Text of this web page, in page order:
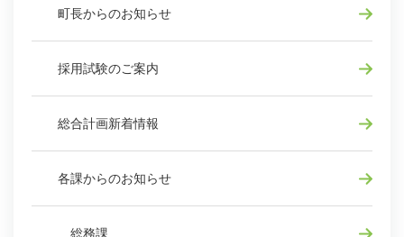
町長からのお知らせ
採用試験のご案内
総合計画新着情報
各課からのお知らせ
総務課